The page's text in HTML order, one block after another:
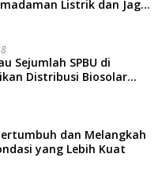
Listrik dan Jaga
Sejumlah SPBU di
Distribusi Biosolar
dan Melangkah
yang Lebih Kuat